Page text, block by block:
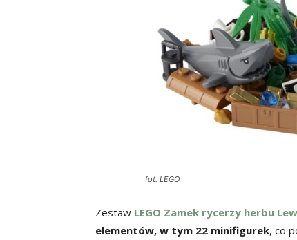
fot. LEGO
Zestaw LEGO Zamek rycerzy herbu
elementów, w tym 22 minifigurek, co